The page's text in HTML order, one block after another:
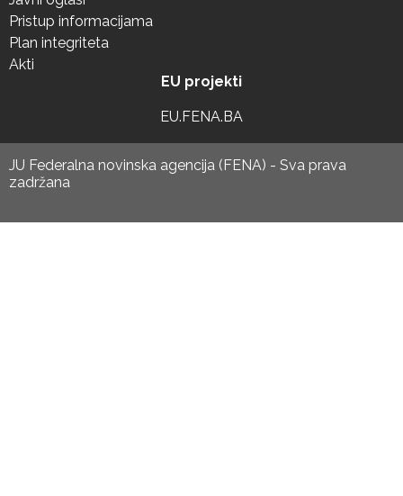
Pristup informacijama
Plan integriteta
Akti
EU projekti
EU.FENA.BA
JU Federalna novinska agencija (FENA) - Sva prava
zadržana